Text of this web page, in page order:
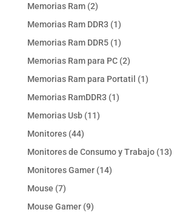
Memorias Ram 22
productos
Memorias Ram DDR3 11
producto
Memorias Ram DDR5 11
producto
Memorias Ram para PC 22
productos
Memorias Ram para Portatil 11
Memorias RamDDR3 11
Memorias Usb 1111
Monitores 4444
productos
Monitores de Consumo y Trabajo 1313
Monitores Gamer 1414
Mouse 77
productos
Mouse Gamer 99